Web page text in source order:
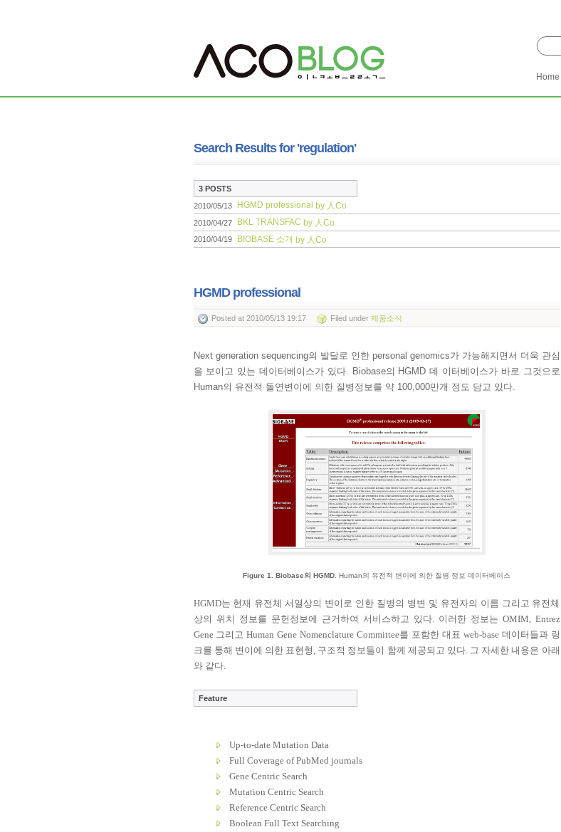
Home
Search Results for 'regulation'
3 POSTS
2010/05/13
HGMD professional by 人Co
2010/04/27 BKL TRANSFAC by 人Co
2010/04/19 BIOBASE 소개 by 人Co
HGMD professional
Posted at 2010/05/13 19:17 Filed under제품소식
Next generation sequencing의 발달로 인한personal genomics가 가능해지면서 더욱 관심
을 보이고 있는 데이터베이스가 있다. Biobase의 HGMD데 이터베이스가 바로 그것으로
Human의 유전적 돌연변이에 의한 질병정보를 약100,000만개 정도 담고 있다.
Figure 1. Biobase의 HGMD. Human의 유전적 변이에 의한 질병 정보 데이터베이스
HGMD는 현재 유전체 서열상의 변이로 인한 질병의 병변 및 유전자의 이름 그리고 유전체
상의 위치 정보를 문헌정보에 근거하여 서비스하고 있다. 이러한 정보는 OMIM, Entrez
Gene 그리고 Human Gene Nomenclature Committee를 포함한 대표 web-base 데이터들과 링
크를 통해 변이에 의한 표현형 , 구조적 정보들이 함께 제공되고 있다. 그 자세한 내용은 아래
와 같다.
Feature
Up-to-date Mutation Data
Full Coverage of PubMed journals
Gene Centric Search
Mutation Centric Search
Reference Centric Search
Boolean Full Text Searching